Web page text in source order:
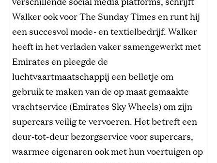
Walker ook voor The Sunday Times en runt hij
een succesvol mode- en textielbedrijf. Walker
heeft in het verladen vaker samengewerkt met
Emirates en pleegde de
luchtvaartmaatschappij een belletje om
gebruik te maken van de op maat gemaakte
vrachtservice (Emirates Sky Wheels) om zijn
supercars veilig te vervoeren. Het betreft een
deur-tot-deur bezorgservice voor supercars,
waarmee eigenaren ook met hun voertuigen op